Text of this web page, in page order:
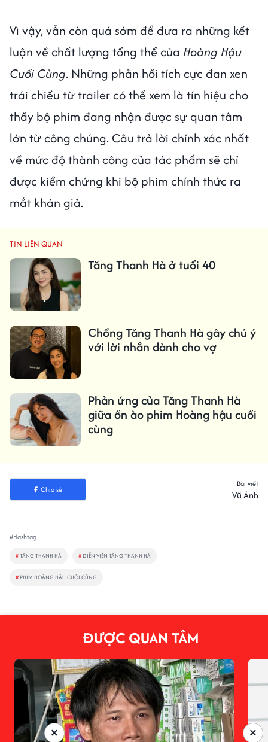
Vì vậy, vẫn còn quá sớm để đưa ra những kết
luận về chất lượng tổng thể của Hoàng Hậu
Cuối Cùng. Những phản hồi tích cực đan xen
trái chiều từ trailer có thể xem là tín hiệu cho
thấy bộ phim đang nhận được sự quan tâm
lớn từ công chúng. Câu trả lời chính xác nhất
về mức độ thành công của tác phẩm sẽ chỉ
được kiểm chứng khi bộ phim chính thức ra
mắt khán giả.
TIN LIÊN QUAN
Tăng Thanh Hà ở tuổi 40
Chồng Tăng Thanh Hà gây chú ý
với lời nhắn dành cho vợ
Phản ứng của Tăng Thanh Hà
giữa ồn ào phim Hoàng hậu cuối
cùng
Chia sẻ
Bài viết
Vũ Ánh
#Hashtag
#TĂNG THANH HÀ # DIỄN VIÊN TĂNG THANH HÀ
# PHIM HOÀNG HẬU CUỐI CÙNG
ĐƯỢC QUAN TÂM
×
×